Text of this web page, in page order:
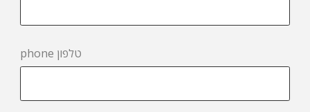
phone טלפון